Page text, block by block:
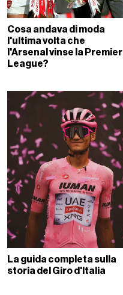
Cosa andava di moda
l'ultima volta che
l'Arsenal vinse la Premier
League?
La guida completa sulla
storia del Giro d'Italia